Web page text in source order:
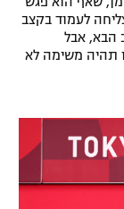
לעמוד בקצב
הבא, אבל
תהיה משימה לא